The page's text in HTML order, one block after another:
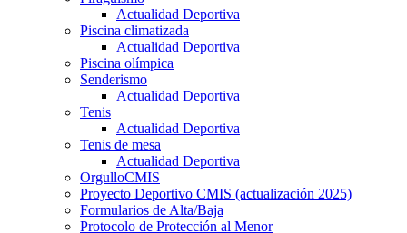
Actualidad Deportiva
Piscina climatizada
Actualidad Deportiva
Piscina olímpica
Senderismo
Actualidad Deportiva
Tenis
Actualidad Deportiva
Tenis de mesa
Actualidad Deportiva
OrgulloCMIS
Proyecto Deportivo CMIS (actualización 2025)
Formularios de Alta/Baja
Protocolo de Protección al Menor